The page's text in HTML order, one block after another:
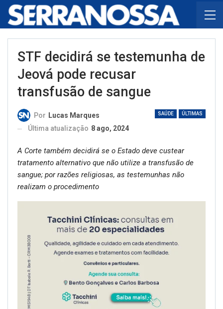
STF decidirá se testemunha de
Jeová pode recusar
transfusão de sangue
SAÚDE ÚLTIMAS
Por Lucas Marques
Última atualização 8 ago, 2024
A Corte também decidirá se o Estado deve custear
tratamento alternativo que não utilize a transfusão de
sangue; por razões religiosas, as testemunhas não
realizam o procedimento